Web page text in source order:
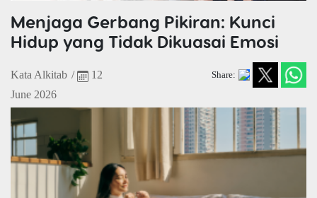
Menjaga Gerbang Pikiran: Kunci
Hidup yang Tidak Dikuasai Emosi
Kata Alkitab /
12
June 2026
Share: